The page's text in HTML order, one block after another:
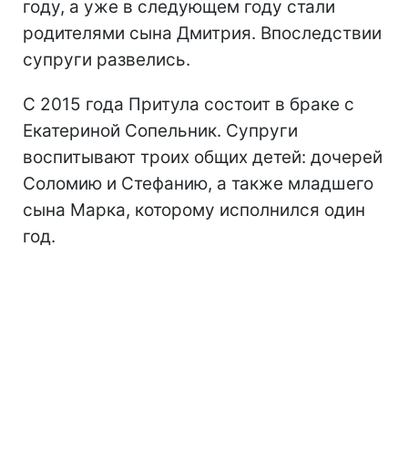
году, а уже в следующем году стали
родителями сына Дмитрия. Впоследствии
супруги развелись.
С 2015 года Притула состоит в браке с
Екатериной Сопельник. Супруги
воспитывают троих общих детей: дочерей
Соломию и Стефанию, а также младшего
сына Марка, которому исполнился один
год.